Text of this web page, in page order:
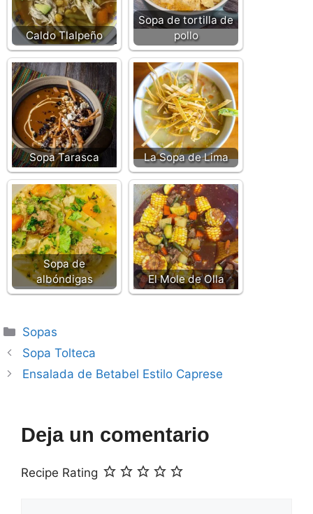
Caldo Tlalpeño
Sopa de tortilla de
pollo
Sopa Tarasca La Sopa de Lima
Sopa de
albóndigas
El Mole de Olla
Categorías
Sopas
Sopa Tolteca
Ensalada de Betabel Estilo Caprese
Deja un comentario
Recipe Rating